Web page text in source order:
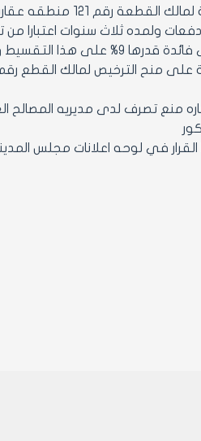
دفعات ولمده ثلاث سنوات اعتبارا من
اشاره منع تصرف لدى مديريه